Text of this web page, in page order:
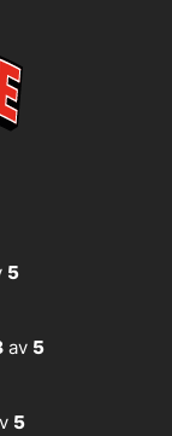
5
av 5
5